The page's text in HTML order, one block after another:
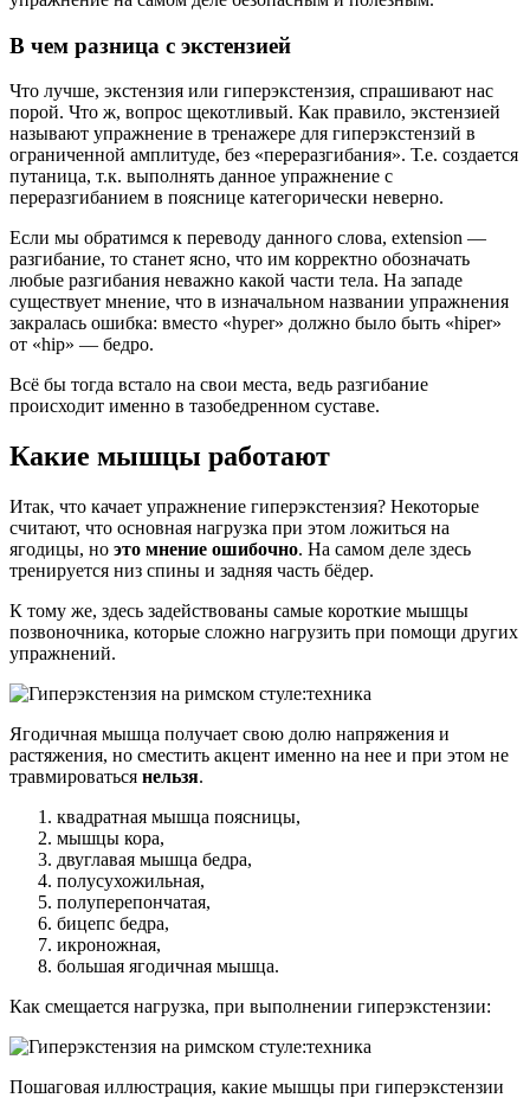
В чем разница с экстензией
Что лучше, экстензия или гиперэкстензия, спрашивают нас
порой. Что ж, вопрос щекотливый. Как правило, экстензией
называют упражнение в тренажере для гиперэкстензий в
ограниченной амплитуде, без «переразгибания». Т.е. создается
путаница, т.к. выполнять данное упражнение с
переразгибанием в пояснице категорически неверно.
Если мы обратимся к переводу данного слова, еxtension —
разгибание, то станет ясно, что им корректно обозначать
любые разгибания неважно какой части тела. На западе
существует мнение, что в изначальном названии упражнения
закралась ошибка: вместо «hyper» должно было быть «hiper»
от «hip» — бедро.
Всё бы тогда встало на свои места, ведь разгибание
происходит именно в тазобедренном суставе.
Какие мышцы работают
Итак, что качает упражнение гиперэкстензия? Некоторые
считают, что основная нагрузка при этом ложиться на
ягодицы, но это мнение ошибочно. На самом деле здесь
тренируется низ спины и задняя часть бёдер.
К тому же, здесь задействованы самые короткие мышцы
позвоночника, которые сложно нагрузить при помощи других
упражнений.
Ягодичная мышца получает свою долю напряжения и
растяжения, но сместить акцент именно на нее и при этом не
травмироваться нельзя.
квадратная мышца поясницы,
мышцы кора,
двуглавая мышца бедра,
полусухожильная,
полуперепончатая,
бицепс бедра,
икроножная,
большая ягодичная мышца.
Как смещается нагрузка, при выполнении гиперэкстензии:
Пошаговая иллюстрация, какие мышцы при гиперэкстензии